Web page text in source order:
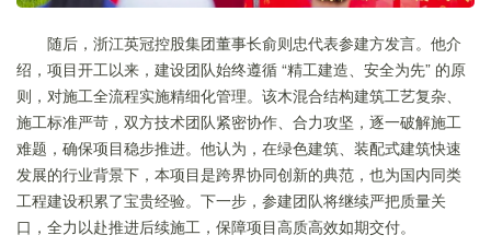
随后，浙江英冠控股集团董事长俞则忠代表参建方发言。他介
绍，项目开工以来，建设团队始终遵循 “精工建造、安全为先” 的原
则，对施工全流程实施精细化管理。该木混合结构建筑工艺复杂、
施工标准严苛，双方技术团队紧密协作、合力攻坚，逐一破解施工
难题，确保项目稳步推进。他认为，在绿色建筑、装配式建筑快速
发展的行业背景下，本项目是跨界协同创新的典范，也为国内同类
工程建设积累了宝贵经验。下一步，参建团队将继续严把质量关
口，全力以赴推进后续施工，保障项目高质高效如期交付。